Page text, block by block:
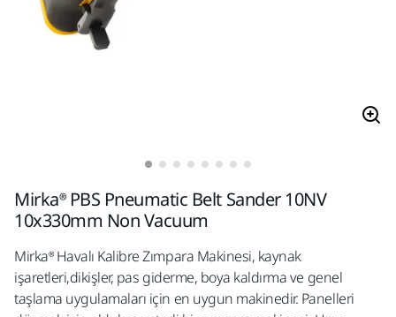
Mirka® PBS Pneumatic Belt Sander 10NV
10x330mm Non Vacuum
Mirka® Havalı Kalibre Zımpara Makinesi, kaynak
işaretleri,dikişler, pas giderme, boya kaldırma ve genel
taşlama uygulamaları için en uygun makinedir. Panelleri